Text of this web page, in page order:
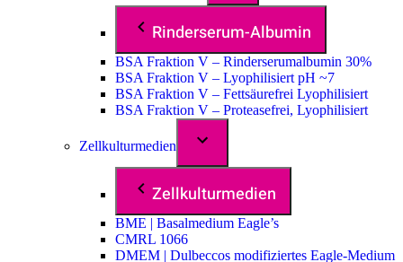
Rinderserum-Albumin
BSA Fraktion V – Rinderserumalbumin 30%
BSA Fraktion V – Lyophilisiert pH ~7
BSA Fraktion V – Fettsäurefrei Lyophilisiert
BSA Fraktion V – Proteasefrei, Lyophilisiert
Zellkulturmedien
Zellkulturmedien
BME | Basalmedium Eagle’s
CMRL 1066
DMEM | Dulbeccos modifiziertes Eagle-Medium